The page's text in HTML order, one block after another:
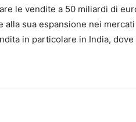
le vendite a 50 miliardi di
alla sua espansione nei
in particolare in India,